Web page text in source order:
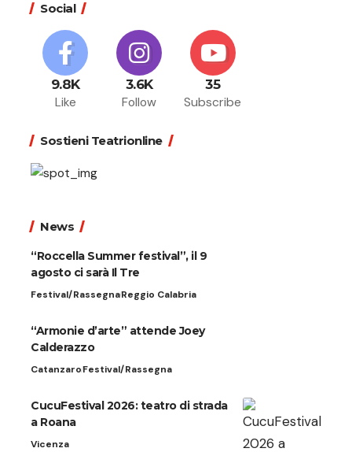
Social
9.8K
Like
3.6K
Follow
35
Subscribe
Sostieni Teatrionline
News
“Roccella Summer festival”, il 9
agosto ci sarà Il Tre
Festival/RassegnaReggio Calabria
“Armonie d’arte” attende Joey
Calderazzo
CatanzaroFestival/Rassegna
CucuFestival 2026: teatro di strada
a Roana
Vicenza